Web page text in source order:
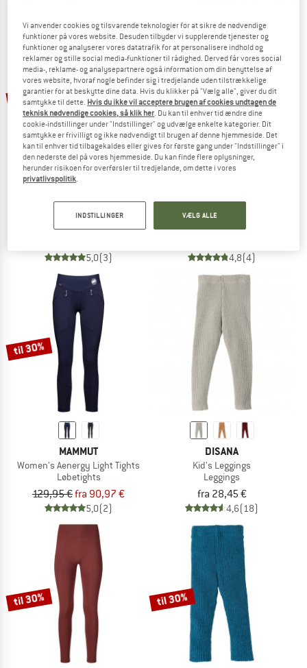
phase
NOW UP TO 50% OFF
TO THE SALE
40%
KARI TRAA
Women's Nora 2.0 Tights
Leggings
5,0(3)
FJÄLLRÄVEN
Women's Abisko Värm Trekking
4,8(4)
til 30%
MAMMUT
Women's Aenergy Light Tights
Løbetights
129,95 €fra 90,97 €
5,0(2)
DISANA
Kid's Leggings
Leggings
fra 28,45 €
4,6(18)
til 30% til 30%
Vi anvender cookies og tilsvarende teknologier for at sikre de nødvendige
funktioner på vores website. Desuden tilbyder vi supplerende tjenester og
funktioner og analyserer vores datatrafik for at personalisere indhold og
reklamer og stille social media-funktioner til rådighed. Derved får vores social
media-, reklame- og analysepartnere også information om din benyttelse af
vores website, hvoraf nogle befinder sig i tredjelande uden tilstrækkelige
garantier for at beskytte dine data. Hvis du klikker på "Vælg alle", giver du dit
samtykke til dette. Hvis du ikke vil acceptere brugen af cookies undtagen de
teknisk nødvendige cookies, så klik her. Du kan til enhver tid ændre dine
cookie-indstillinger under "Indstillinger" og udvælge enkelte kategorier. Dit
samtykke er frivilligt og ikke nødvendigt til brugen af denne hjemmeside. Det
kan til enhver tid tilbagekaldes eller gives for første gang under "Indstillinger" i
den nederste del på vores hjemmeside. Du kan finde flere oplysninger,
herunder risikoen for overførsler til tredjelande, om dette i vores
privatlivspolitik.
INDSTILLINGER VÆLG ALLE